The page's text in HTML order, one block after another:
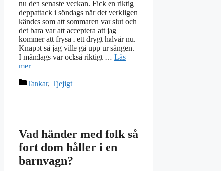
nu den senaste veckan. Fick en riktig
deppattack i söndags när det verkligen
kändes som att sommaren var slut och
det bara var att acceptera att jag
kommer att frysa i ett drygt halvår nu.
Knappt så jag ville gå upp ur sängen.
I måndags var också riktigt … Läs
mer
Kategorier
Tankar, Tjejigt
Vad händer med folk så
fort dom håller i en
barnvagn?